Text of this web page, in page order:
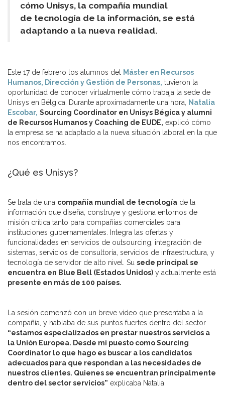
cómo Unisys, la compañía mundial
de tecnología de la información, se está
adaptando a la nueva realidad.
Este 17 de febrero los alumnos del
Máster en Recursos
Humanos, Dirección y Gestión de Personas, tuvieron la
oportunidad de conocer virtualmente cómo trabaja la sede de
Unisys en Bélgica. Durante aproximadamente una hora,
Natalia
Escobar, Sourcing Coordinator en Unisys Bégica y alumni
de Recursos Humanos y Coaching de EUDE, explicó cómo
la empresa se ha adaptado a la nueva situación laboral en la que
nos encontramos.
¿Qué es Unisys?
Se trata de una compañía mundial de tecnología de la
información que diseña, construye y gestiona entornos de
misión crítica tanto para compañías comerciales para
instituciones gubernamentales. Integra las ofertas y
funcionalidades en servicios de outsourcing, integración de
sistemas, servicios de consultoría, servicios de infraestructura, y
tecnología de servidor de alto nivel. Su sede principal se
encuentra en Blue Bell (Estados Unidos) y actualmente está
presente en más de 100 países.
La sesión comenzó con un breve vídeo que presentaba a la
compañía, y hablaba de sus puntos fuertes dentro del sector
“estamos especializados en prestar nuestros servicios a
la Unión Europea. Desde mi puesto comoSourcing
Coordinator lo que hago es buscar a los candidatos
adecuados para que respondan a las necesidades de
nuestros clientes. Quienes se encuentran principalmente
dentro del sector servicios” explicaba Natalia.